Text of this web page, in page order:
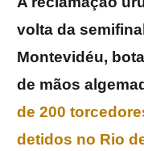
volta da
Montevidéu,
de mãos
de 200
detidos no Rio